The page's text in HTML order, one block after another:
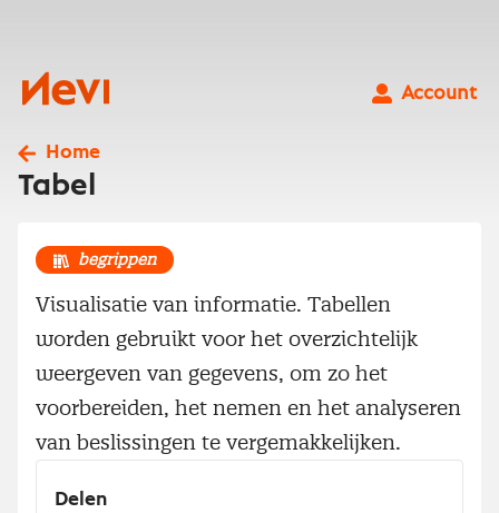
Nevi
Account
Home
Tabel
begrippen
Visualisatie van informatie. Tabellen
worden gebruikt voor het overzichtelijk
weergeven van gegevens, om zo het
voorbereiden, het nemen en het analyseren
van beslissingen te vergemakkelijken.
Delen